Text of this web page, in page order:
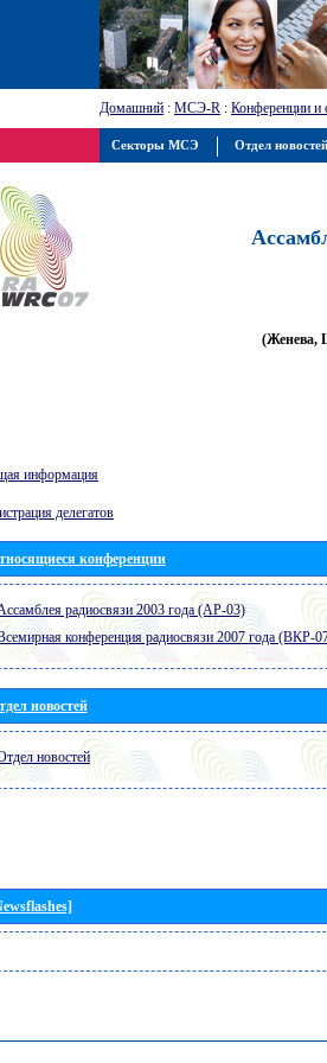
Домашний : МСЭ-R : Конференции и
(Женева,
информация
делегатов
конференции
радиосвязи 2003 года (АР-03)
конференция радиосвязи 2007 года (ВКР-
новостей
новостей
Секторы МСЭ Отдел новостей